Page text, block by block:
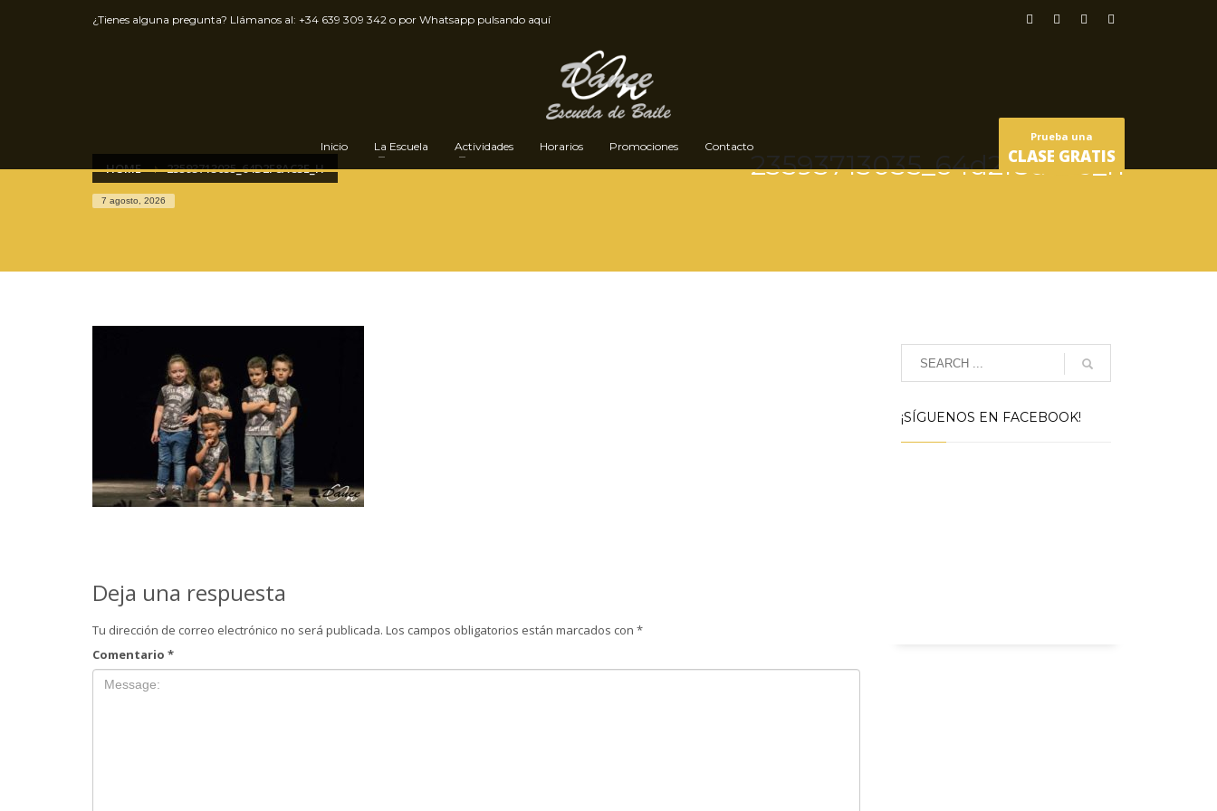
¿Tienes alguna pregunta? Llámanos al: +34 639 309 342 o por Whatsapp pulsando aquí
Inicio La Escuela Actividades Horarios Promociones Contacto
Prueba una
CLASE GRATIS
HOME 23593713035_64D2F8AC3E_H
7 agosto, 2026
23593713035_64d2f8ac3e_h
Deja una respuesta
Tu dirección de correo electrónico no será publicada. Los campos obligatorios están marcados con *
Comentario *
¡SÍGUENOS EN FACEBOOK!